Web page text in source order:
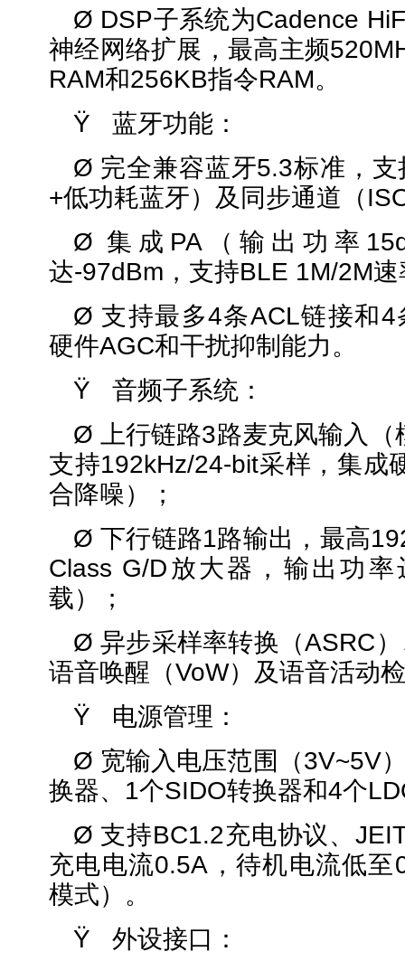
Ø DSP子系统为Cadence
神经网络扩展，最高主频
RAM和256KB指令RAM。
Ÿ 蓝牙功能：
Ø 完全兼容蓝牙5.3标准，
+低功耗蓝牙）及同步通道（
Ø 集成PA（输出功率
达-97dBm，支持BLE 1M/2M速
Ø 支持最多4条ACL链接和4
硬件AGC和干扰抑制能力。
Ÿ 音频子系统：
Ø 上行链路3路麦克风输入（
支持192kHz/24-bit采样，集成
合降噪）；
Ø 下行链路1路输出，最高
Class G/D放大器，输出功
载）；
Ø 异步采样率转换（ASRC
语音唤醒（VoW）及语音活动
Ÿ 电源管理：
Ø 宽输入电压范围（3V~5V
换器、1个SIDO转换器和4个
Ø 支持BC1.2充电协议、
充电电流0.5A，待机电流低至
模式）。
Ÿ 外设接口：